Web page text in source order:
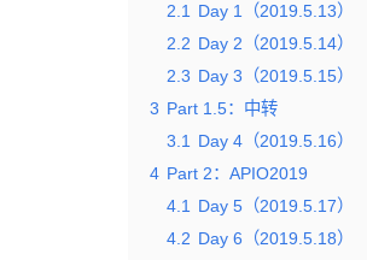
2.1
Day 1（2019.5.13）
2.2 Day 2（2019.5.14）
2.3 Day 3（2019.5.15）
3 Part 1.5：中转
3.1
Day 4（2019.5.16）
4 Part 2：APIO2019
4.1
Day 5（2019.5.17）
4.2 Day 6（2019.5.18）